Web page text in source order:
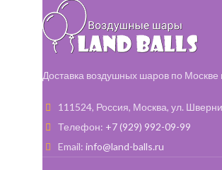
Шар "Баблс с конфетти"
48 см - 3 шт
Шар "Баблс на ленте" 48
см - 2 шт
надпись 60 см - 1 шт
Доставка воздушных шаров по
111524, Россия, Москва, ул.
Телефон: +7 (929) 992-09-99
Email: info@land-balls.ru